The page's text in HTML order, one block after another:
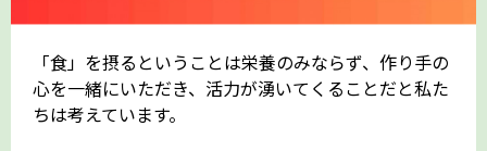
「食」を摂るということは栄養のみならず、作り手の
心を一緒にいただき、活力が湧いてくることだと私た
ちは考えています。